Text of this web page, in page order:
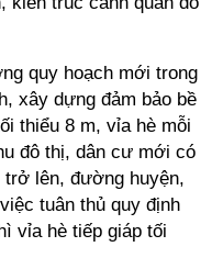
quy hoạch mới trong
xây dựng đảm bảo bề
thiểu 8 m, vỉa hè mỗi
đô thị, dân cư mới có
lên, đường huyện,
tuân thủ quy định
vỉa hè tiếp giáp tối